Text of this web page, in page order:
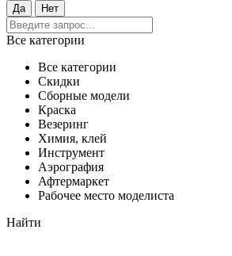
Все категории
Все категории
Скидки
Сборные модели
Краска
Везеринг
Химия, клей
Инструмент
Аэрография
Афтермаркет
Рабочее место моделиста
Найти